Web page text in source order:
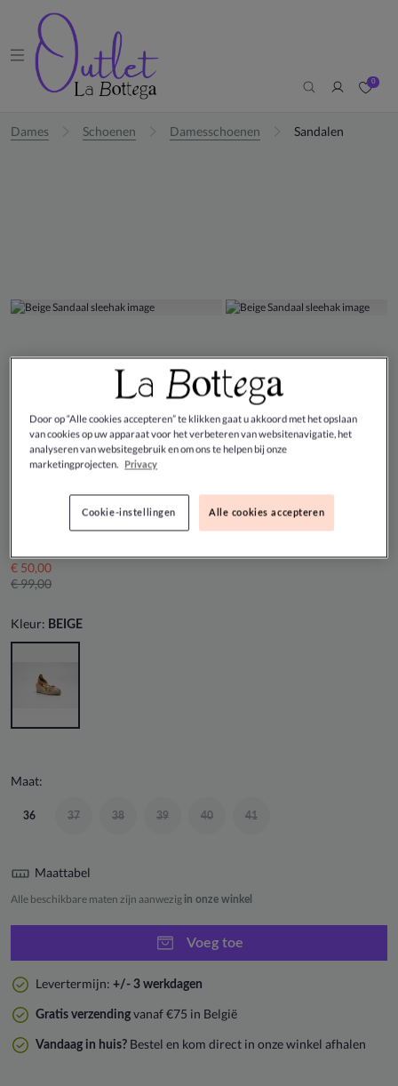
0
Dames Schoenen Damesschoenen Sandalen
Kanna - Beige Sandaal sleehak
€ 50,00
€ 99,00
Kleur: BEIGE
Maat:
36 38 40
37 39 41
Maattabel
Alle beschikbare maten zijn aanwezig in onze winkel
Voeg toe
Levertermijn: +/- 3 werkdagen
Gratis verzending vanaf €75 in België
Vandaag in huis? Bestel en kom direct in onze winkel afhalen
Door op “Alle cookies accepteren” te klikken gaat u akkoord met het opslaan
van cookies op uw apparaat voor het verbeteren van websitenavigatie, het
analyseren van websitegebruik en om ons te helpen bij onze
marketingprojecten.
Privacy
Alle cookies accepteren
Cookie-instellingen